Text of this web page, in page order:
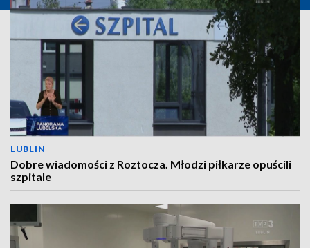
LUBLIN
Dobre wiadomości z Roztocza. Młodzi piłkarze opuścili
szpitale